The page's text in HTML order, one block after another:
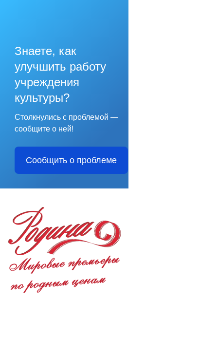
Знаете, как
улучшить работу
учреждения
культуры?
Столкнулись с проблемой —
сообщите о ней!
Сообщить о проблеме